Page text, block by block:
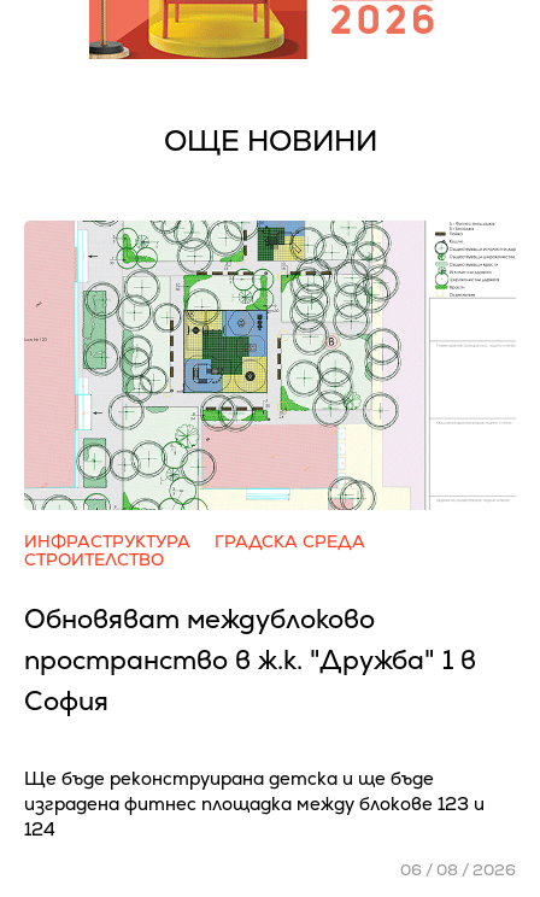
ОЩЕ НОВИНИ
ИНФРАСТРУКТУРА
ГРАДСКА СРЕДА
СТРОИТЕЛСТВО
Обновяват междублоково
пространство в ж.к. "Дружба" 1 в
София
Ще бъде реконструирана детска и ще бъде
изградена фитнес площадка между блокове 123 и
124
06 / 08 / 2026